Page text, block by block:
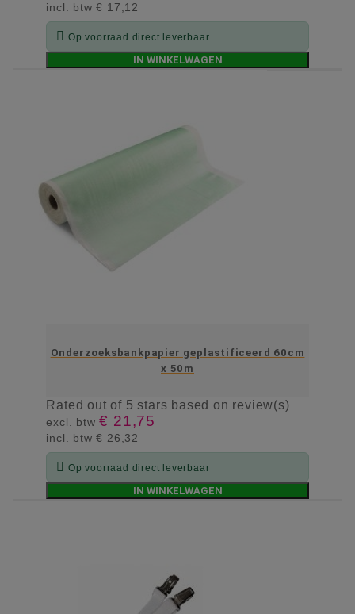
incl. btw€ 17,12
 Op voorraad direct leverbaar
IN WINKELWAGEN
Onderzoeksbankpapier geplastificeerd 60cm
x 50m
Ratedout of 5 stars based on review(s)
excl. btw€ 21,75
incl. btw€ 26,32
 Op voorraad direct leverbaar
IN WINKELWAGEN